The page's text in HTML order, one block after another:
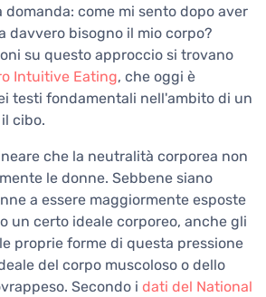
domanda: come mi sento dopo aver
davvero bisogno il mio corpo?
su questo approccio si trovano
Intuitive Eating, che oggi è
testi fondamentali nell'ambito di un
cibo.
che la neutralità corporea non
le donne. Sebbene siano
a essere maggiormente esposte
un certo ideale corporeo, anche gli
proprie forme di questa pressione
del corpo muscoloso o dello
Secondo i dati del National